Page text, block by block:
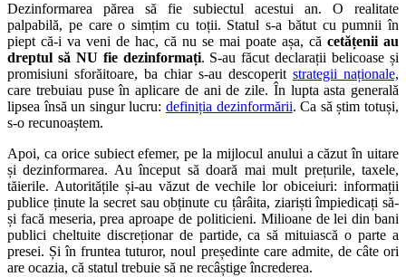
Dezinformarea părea să fie subiectul acestui an. O realitate
palpabilă, pe care o simțim cu toții. Statul s-a bătut cu pumnii în
piept că-i va veni de hac, că nu se mai poate așa, că cetățenii au
dreptul să NU fie dezinformați. S-au făcut declarații belicoase și
promisiuni sforăitoare, ba chiar s-au descoperit strategii naționale,
care trebuiau puse în aplicare de ani de zile. În lupta asta generală
lipsea însă un singur lucru: definiția dezinformării. Ca să știm totuși,
s-o recunoaștem.
Apoi, ca orice subiect efemer, pe la mijlocul anului a căzut în uitare
și dezinformarea. Au început să doară mai mult prețurile, taxele,
tăierile. Autoritățile și-au văzut de vechile lor obiceiuri: informații
publice ținute la secret sau obținute cu țârâita, ziariști împiedicați să-
și facă meseria, prea aproape de politicieni. Milioane de lei din bani
publici cheltuite discreționar de partide, ca să mituiască o parte a
presei. Și în fruntea tuturor, noul președinte care admite, de câte ori
are ocazia, că statul trebuie să ne recâștige încrederea.